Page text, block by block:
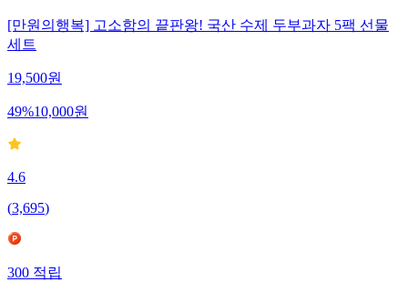
[만원의행복] 고소함의 끝판왕! 국산 수제 두부과자 5팩 선물
세트
19,500원
49%10,000원
4.6
(3,695)
300 적립